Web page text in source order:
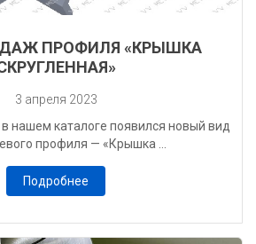
ПРОФИЛЯ «КРЫШКА
3 апреля 2023
нашем каталоге появился новый вид
профиля — «Крышка ...
Подробнее